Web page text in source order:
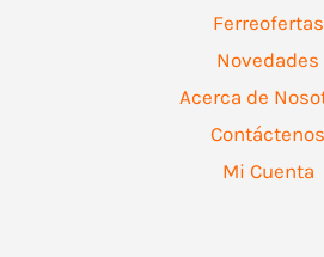
Ferreofertas
Novedades
Acerca de
Contáctenos
Mi Cuenta